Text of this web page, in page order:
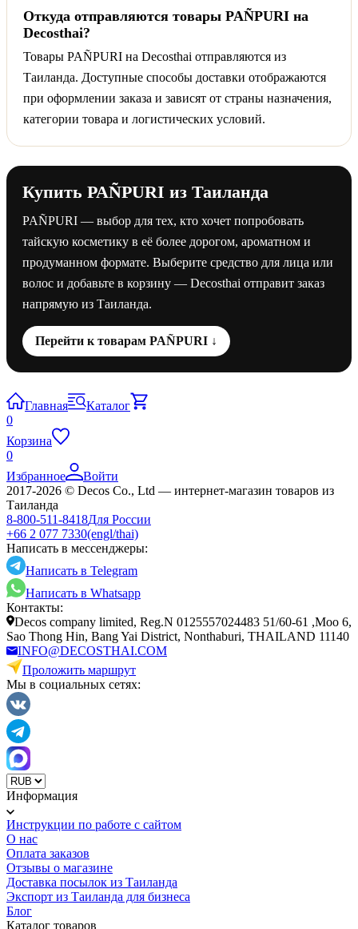
Откуда отправляются товары PAÑPURI на
Decosthai?
Товары PAÑPURI на Decosthai отправляются из
Таиланда. Доступные способы доставки отображаются
при оформлении заказа и зависят от страны назначения,
категории товара и логистических условий.
Купить PAÑPURI из Таиланда
PAÑPURI — выбор для тех, кто хочет попробовать
тайскую косметику в её более дорогом, ароматном и
продуманном формате. Выберите средство для лица или
волос и добавьте в корзину — Decosthai отправит заказ
напрямую из Таиланда.
Перейти к товарам PAÑPURI ↓
Главная
Каталог
0
Корзина
0
Избранное
Войти
2017-2026 © Decos Co., Ltd — интернет-магазин товаров из
Таиланда
8-800-511-8418Для России
+66 2 077 7330(engl/thai)
Написать в мессенджеры:
Написать в Telegram
Написать в Whatsapp
Контакты:
Decos company limited, Reg.N 0125557024483 51/60-61 ,Moo 6,
Sao Thong Hin, Bang Yai District, Nonthaburi, THAILAND 11140
INFO@DECOSTHAI.COM
Проложить маршрут
Мы в социальных сетях:
Информация
Инструкции по работе с сайтом
О нас
Оплата заказов
Отзывы о магазине
Доставка посылок из Таиланда
Экспорт из Таиланда для бизнеса
Блог
Каталог товаров